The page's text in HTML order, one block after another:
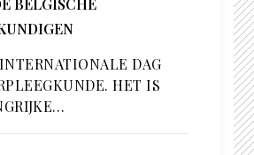
BELGISCHE
DAG
HET IS